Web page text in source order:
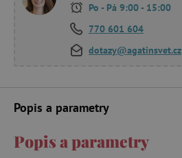
Po - Pá 9:00 - 15:00
770 601 604
dotazy@agatinsvet.cz
Popis a parametry
Popis a parametry